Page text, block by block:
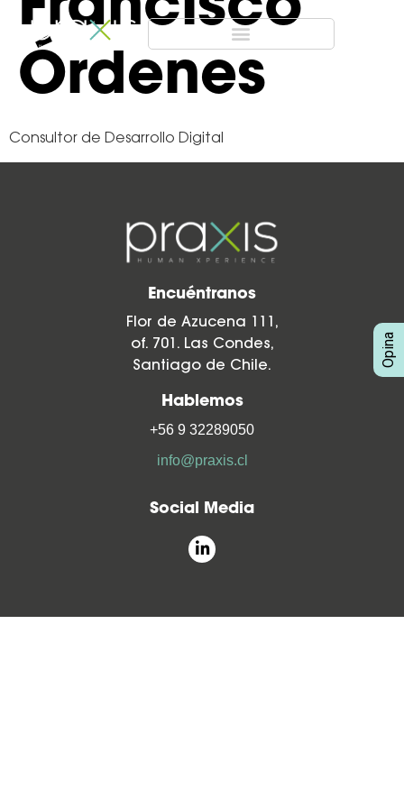
Órdenes
Consultor de Desarrollo Digital
Encuéntranos
Flor de Azucena 111,
of. 701. Las Condes,
Santiago de Chile.
Hablemos
+56 9 32289050
info@praxis.cl
Social Media